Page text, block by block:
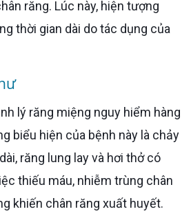
răng. Lúc này, hiện tượng
thời gian dài do tác dụng của
biểu hiện của bệnh này là chảy
răng lung lay và hơi thở có
thiếu máu, nhiễm trùng chân
khiến chân răng xuất huyết.